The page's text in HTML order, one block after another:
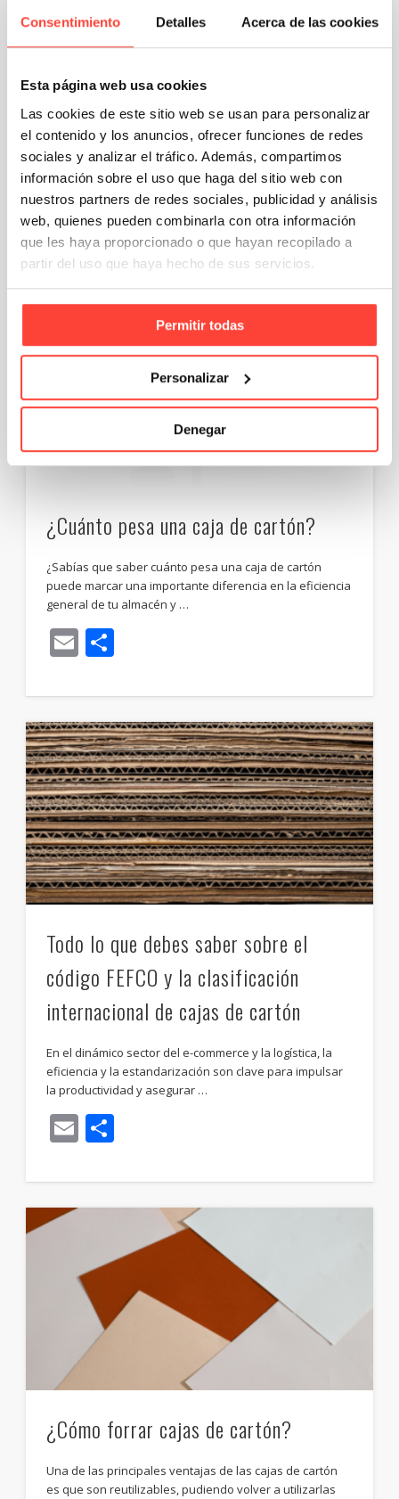
Consentimiento Detalles Acerca de las cookies
Esta página web usa cookies
Las cookies de este sitio web se usan para personalizar
el contenido y los anuncios, ofrecer funciones de redes
sociales y analizar el tráfico. Además, compartimos
información sobre el uso que haga del sitio web con
nuestros partners de redes sociales, publicidad y análisis
web, quienes pueden combinarla con otra información
que les haya proporcionado o que hayan recopilado a
partir del uso que haya hecho de sus servicios.
Permitir todas
Personalizar
Denegar
Empaquetado de productos: técnicas
y tipos
Conocer las claves para realizar un empaquetado de
productos eficiente es esencial para asegurar la
integridad de las mercancías, mejorar la experiencia …
EmailCompartir
¿Cuánto pesa una caja de cartón?
¿Sabías que saber cuánto pesa una caja de cartón
puede marcar una importante diferencia en la eficiencia
general de tu almacén y …
Email
Todo lo que debes saber sobre el
código FEFCO y la clasificación
internacional de cajas de cartón
En el dinámico sector del e-commerce y la logística, la
eficiencia y la estandarización son clave para impulsar
la productividad y asegurar …
Email
¿Cómo forrar cajas de cartón?
Una de las principales ventajas de las cajas de cartón
es que son reutilizables, pudiendo volver a utilizarlas